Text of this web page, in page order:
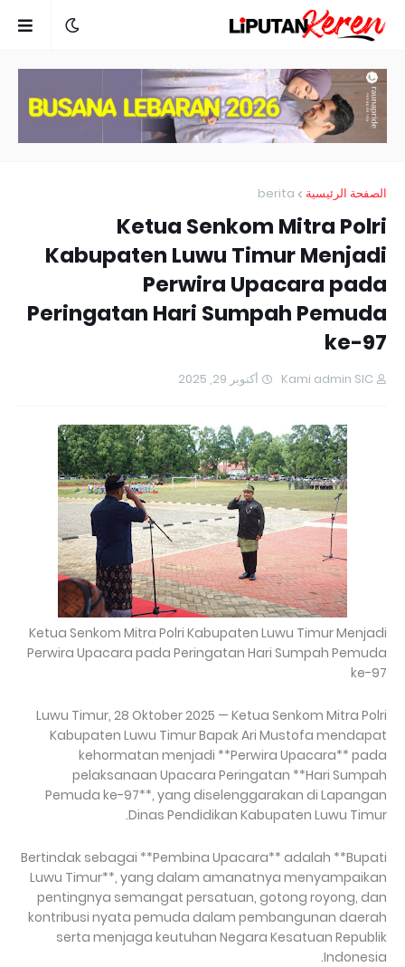
الصفحة الرئيسية berita
Ketua Senkom Mitra Polri
Kabupaten Luwu Timur Menjadi
Perwira Upacara pada
Peringatan Hari Sumpah Pemuda
ke-97
Kami admin SIC أكتوبر 29, 2025
Ketua Senkom Mitra Polri Kabupaten Luwu Timur Menjadi
Perwira Upacara pada Peringatan Hari Sumpah Pemuda
ke-97
Luwu Timur, 28 Oktober 2025 — Ketua Senkom Mitra Polri
Kabupaten Luwu Timur Bapak Ari Mustofa mendapat
kehormatan menjadi **Perwira Upacara** pada
pelaksanaan Upacara Peringatan **Hari Sumpah
Pemuda ke-97**, yang diselenggarakan di Lapangan
Dinas Pendidikan Kabupaten Luwu Timur.
Bertindak sebagai **Pembina Upacara** adalah **Bupati
Luwu Timur**, yang dalam amanatnya menyampaikan
pentingnya semangat persatuan, gotong royong, dan
kontribusi nyata pemuda dalam pembangunan daerah
serta menjaga keutuhan Negara Kesatuan Republik
Indonesia.